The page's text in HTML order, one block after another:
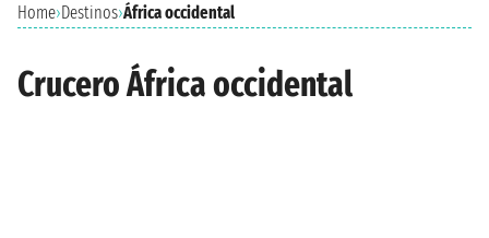
Home›Destinos›África occidental
Crucero África occidental